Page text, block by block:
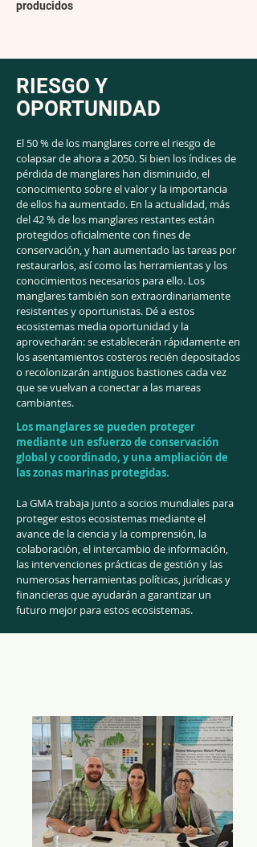
producidos
RIESGO Y
OPORTUNIDAD
El 50 % de los manglares corre el riesgo de
colapsar de ahora a 2050. Si bien los índices de
pérdida de manglares han disminuido, el
conocimiento sobre el valor y la importancia
de ellos ha aumentado. En la actualidad, más
del 42 % de los manglares restantes están
protegidos oficialmente con fines de
conservación, y han aumentado las tareas por
restaurarlos, así como las herramientas y los
conocimientos necesarios para ello. Los
manglares también son extraordinariamente
resistentes y oportunistas. Dé a estos
ecosistemas media oportunidad y la
aprovecharán: se establecerán rápidamente en
los asentamientos costeros recién depositados
o recolonizarán antiguos bastiones cada vez
que se vuelvan a conectar a las mareas
cambiantes.
Los manglares se pueden proteger
mediante un esfuerzo de conservación
global y coordinado, y una ampliación de
las zonas marinas protegidas.
La GMA trabaja junto a socios mundiales para
proteger estos ecosistemas mediante el
avance de la ciencia y la comprensión, la
colaboración, el intercambio de información,
las intervenciones prácticas de gestión y las
numerosas herramientas políticas, jurídicas y
financieras que ayudarán a garantizar un
futuro mejor para estos ecosistemas.